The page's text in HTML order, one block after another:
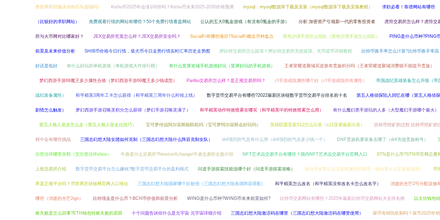
兽世界怀旧服冰冷的石头值钱吗） Kishu币2025年会涨100倍吗？Kishu币未来2025-2030价格预测 mysql：mysql数据库下载及安装（mysql数据库下载及安装教程） 求职必看！靠谱网站有哪些
（比较好的求职网站） 免费观看行情的网站有哪些？50个免费行情看盘网站 公认的五大0氪金游戏（有没有0氪金的手游） 分析:加密资产引领新一代的零售投资者 虎符交易所怎么样？虎符交
所与火币网对比哪家好？ JEX交易所究竟怎么样？JEX交易所安全吗？ SocialFi有哪些项目?SocialFi概念币种盘点 黑色沙漠手游怎么组队（黑色沙漠手游怎么组队） PING是什么币种?PING
前景及未来价值分析 SHIB币价格今日行情，柴犬币今日走势行情实时汇率历史走势图 胖比特交易所怎么提现？胖比特交易所充值提现、充币提币详细教程 比特币换手率怎么计算?比特币换手率高
好还是低好 有什么好玩的单机游戏（单机游戏大作排行榜） 有什么竖屏攻城手机游戏好玩（竖屏好玩的手机游戏） 王者荣耀道聚城买皮肤有贵族积分吗（王者荣耀道聚城消费能不能提升贵族）
梦幻西游手游69魔王多少属性合格（梦幻西游手游69魔王多少钱成型） Paribu交易所怎么样？是正规交易所吗？ cf手游戒指属性哪个好（cf手游戒指所有属性） 帝国战纪英雄装备怎么升级（帝
战纪装备属性） 和平精英3周年工卡怎么获得（和平精英三周年什么时候上线） 数字货币交易平台有哪些?2022最新区块链数字货币交易平台排名前十名 第五人格侦探陷入回忆在哪（第五人格侦探
剧情怎么触发） 梦幻西游手游召唤灵积分怎么获得（梦幻手游召唤灵满了） 和平精英动作特效喷雾在哪买（和平精英中的特效喷雾怎么用） 有什么魔幻类手游玩的人多（大型魔幻手游哪个最火）
第五人格人皇步怎么走（第五人格人皇走位技巧） 宝可梦传说阿尔宙斯能联机吗（宝可梦阿尔宙斯会好玩吗） 英雄联盟亚索S12怎么出装（s12亚索最新出装） 比特币挖矿的过程 比特币挖矿的
程中会有哪些挑战 三国志幻想大陆女团如何克制（三国志幻想大陆什么阵容克制女队） dnf强烈的气息有什么用（dnf强烈的气息多少钱一个） DNF贵族机要装备去哪了（dnf充值贵族称号）
尔登法环哪里存档（艾尔登法环xbox） 牛盾是什么交易所?NewtonXchange/牛盾交易所全面介绍 NFT艺术品交易平台有哪些？国内NFT艺术品交易平台官网入口 STN是什么币?STN币官网总量
上线交易所介绍 数字货币交易平台怎么赚钱?数字货币交易平台的盈利模式 问道手游探索技能选哪个好（问道手游探索攻略） 诛仙手游青云法宝血炼属性的推荐（诛仙青云法宝血炼选择） 币
界是正规平台吗？币世界区块链网官网入口地址 三国志幻想大陆国家哪个比较强（三国志幻想大陆各国阵容搭配） 和平精英怎么改名（和平精英没有改名卡怎么改名字） 消逝的光芒2可分配设施
哪些（消逝的光芒2ign） 比特现金是什么币？BCH币价值和前景分析 WING是什么币种?WING币未来前景如何? 比特币交易网站有哪些？2025年最新比特币交易网站大全排名榜 以太坊钱包转
账失败是怎么回事?ETH钱包转账失败的原因 十个问题告诉你什么是元宇宙 元宇宙详细介绍 三国志幻想大陆激活码在哪里（三国志幻想大陆激活码在哪里使用） 屎币有销毁机制吗？屎币2025年销